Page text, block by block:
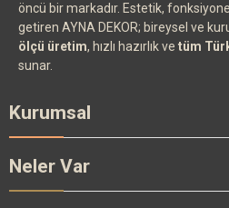
öncü bir markadır. Estetik,
getiren AYNA DEKOR; bireysel ve
ölçü üretim, hızlı hazırlık ve tüm
sunar.
Kurumsal
Neler Var